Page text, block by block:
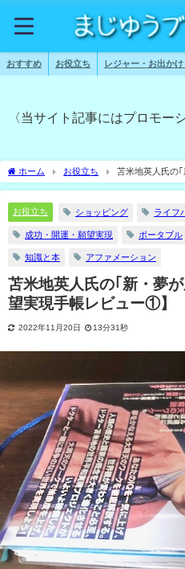
おすすめ お役立ち レジャー・お出か
〈当サイト記事にはプロモー
ホーム お役立ち
苫米地英人氏の
帳レビュー①】
お役立ち ショッピング ライフ
成功・開運・願望実現 ポータブル
知識と本 アファメーション
苫米地英人氏の｢新・夢
望実現手帳レビュー①】
2022年11月20日 13分31秒